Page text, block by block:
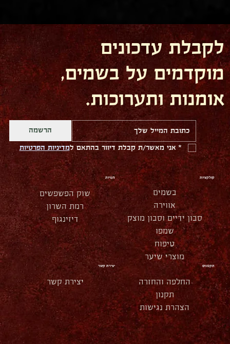
תקנונים
החלפה והחזרה
תקנון
הצהרת נגישות
חנויות
שוק הפשפשים
רמת השרון
דיזינגוף
יצירת קשר
יצירת קשר
קולקציות
בשמים
אווירה
סבון ידיים וסבון מוצק
שמפו
טיפוח
מוצרי שיער
לקבלת עדכונים
מוקדמים על בשמים,
אומנות ותערוכות.
הרשמה
* אני מאשר/ת קבלת דיוור בהתאם למדיניות הפרטיות